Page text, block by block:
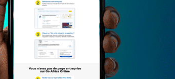
l’addition a été salée pour ASKO. Une défaite
ne s’est pas donnée à fond pur une victoire. «…
récompensés. Derrière on a été tellement laxiste à
la suffisance et des lacunes qui ont milité en